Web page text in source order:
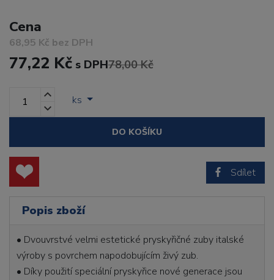
Cena
68,95 Kč bez DPH
77,22 Kč s DPH78,00 Kč
ks
DO KOŠÍKU
Sdílet
Popis zboží
• Dvouvrstvé velmi estetické pryskyřičné zuby italské
výroby s povrchem napodobujícím živý zub.
• Díky použití speciální pryskyřice nové generace jsou